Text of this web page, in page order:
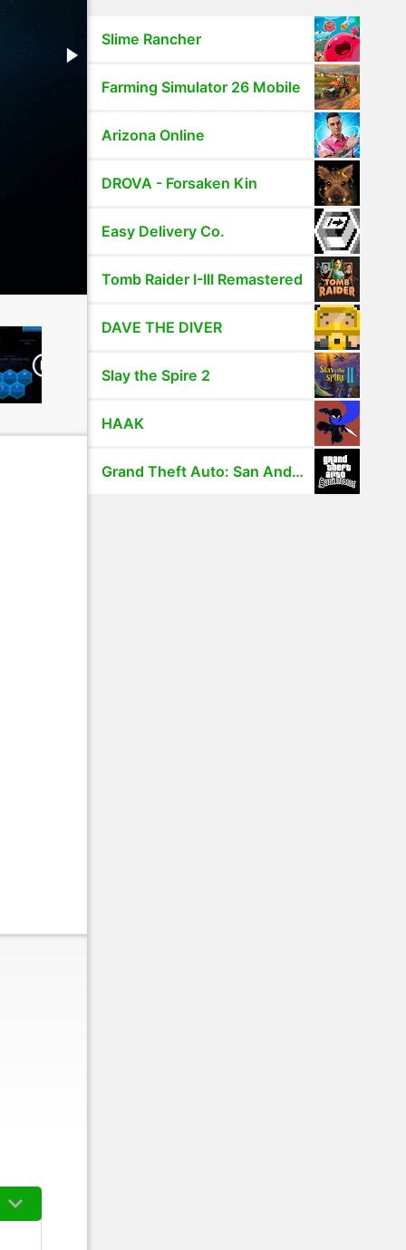
Slime Rancher
Farming Simulator 26 Mobile
Arizona Online
DROVA - Forsaken Kin
Easy Delivery Co.
Tomb Raider I-III Remastered
DAVE THE DIVER
Slay the Spire 2
HAAK
Grand Theft Auto: San Andreas